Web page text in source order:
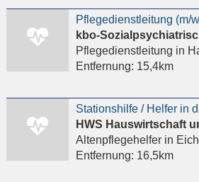
Pflegedienstleitung (m/
Pflegedienstleitung in
Entfernung: 15,4km
HWS Hauswirtschaft
Altenpflegehelferin
Entfernung: 16,5km